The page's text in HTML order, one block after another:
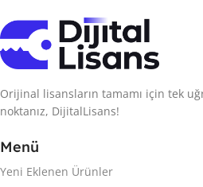
Orijinal lisansların tamamı için tek
noktanız, DijitalLisans!
Menü
Yeni Eklenen Ürünler